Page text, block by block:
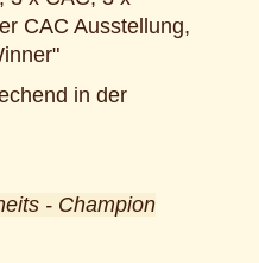
CAC Ausstellung,
in der
- Champion